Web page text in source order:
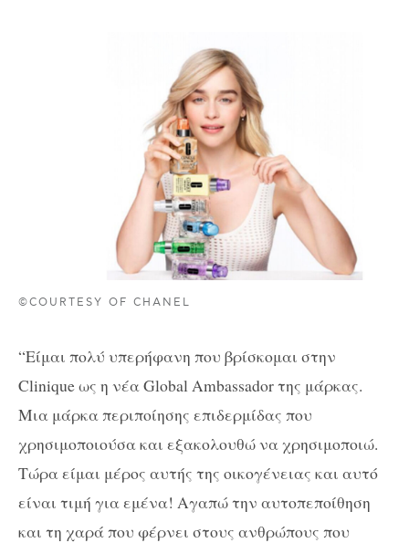
©COURTESY OF CHANEL
“Είμαι πολύ υπερήφανη που βρίσκομαι στην
Clinique ως η νέα Global Ambassador της μάρκας.
Μια μάρκα περιποίησης επιδερμίδας που
χρησιμοποιούσα και εξακολουθώ να χρησιμοποιώ.
Τώρα είμαι μέρος αυτής της οικογένειας και αυτό
είναι τιμή για εμένα! Αγαπώ την αυτοπεποίθηση
και τη χαρά που φέρνει στους ανθρώπους που